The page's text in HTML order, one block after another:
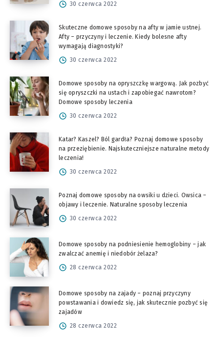
30 czerwca 2022
Skuteczne domowe sposoby na afty w jamie ustnej.
Afty – przyczyny i leczenie. Kiedy bolesne afty
wymagają diagnostyki?
30 czerwca 2022
Domowe sposoby na opryszczkę wargową. Jak pozbyć
się opryszczki na ustach i zapobiegać nawrotom?
Domowe sposoby leczenia
30 czerwca 2022
Katar? Kaszel? Ból gardła? Poznaj domowe sposoby
na przeziębienie. Najskuteczniejsze naturalne metody
leczenia!
30 czerwca 2022
Poznaj domowe sposoby na owsiki u dzieci. Owsica –
objawy i leczenie. Naturalne sposoby leczenia
30 czerwca 2022
Domowe sposoby na podniesienie hemoglobiny – jak
zwalczać anemię i niedobór żelaza?
28 czerwca 2022
Domowe sposoby na zajady – poznaj przyczyny
powstawania i dowiedz się, jak skutecznie pozbyć się
zajadów
28 czerwca 2022